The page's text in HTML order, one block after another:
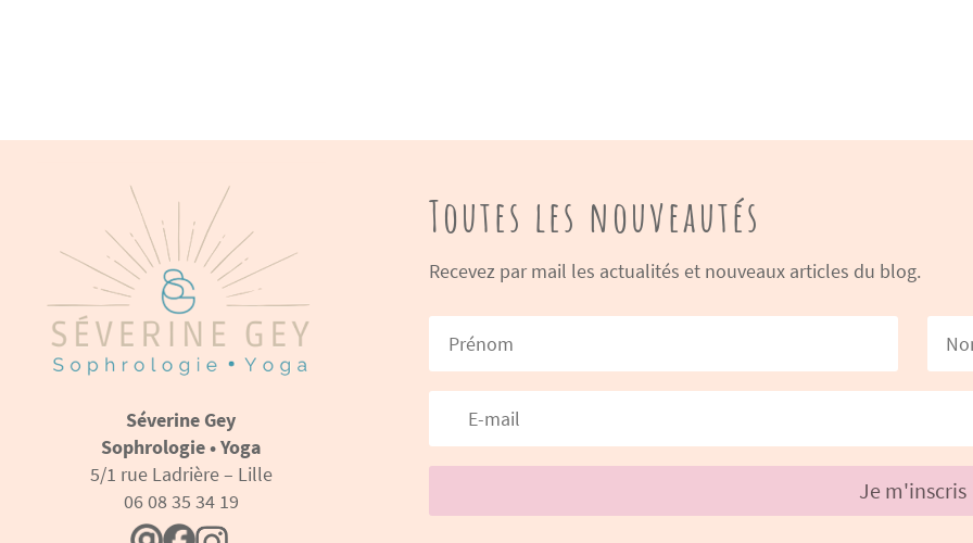
Séverine Gey
Sophrologie • Yoga
5/1 rue Ladrière – Lille
06 08 35 34 19
Toutes les nouveautés
Recevez par mail les actualités et nouveaux articles du blog.
Je m'inscris